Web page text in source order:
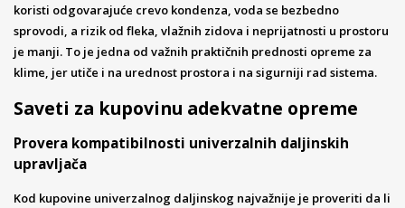
koristi odgovarajuće crevo kondenza, voda se bezbedno
sprovodi, a rizik od fleka, vlažnih zidova i neprijatnosti u prostoru
je manji. To je jedna od važnih praktičnih prednosti opreme za
klime, jer utiče i na urednost prostora i na sigurniji rad sistema.
Saveti za kupovinu adekvatne opreme
Provera kompatibilnosti univerzalnih daljinskih
upravljača
Kod kupovine univerzalnog daljinskog najvažnije je proveriti da li